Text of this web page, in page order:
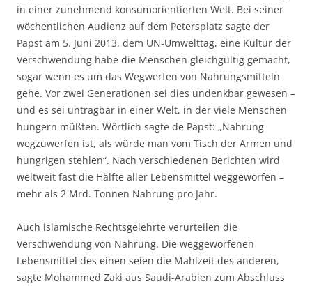
in einer zunehmend konsumorientierten Welt. Bei seiner
wöchentlichen Audienz auf dem Petersplatz sagte der
Papst am 5. Juni 2013, dem UN-Umwelttag, eine Kultur der
Verschwendung habe die Menschen gleichgültig gemacht,
sogar wenn es um das Wegwerfen von Nahrungsmitteln
gehe. Vor zwei Generationen sei dies undenkbar gewesen –
und es sei untragbar in einer Welt, in der viele Menschen
hungern müßten. Wörtlich sagte de Papst: „Nahrung
wegzuwerfen ist, als würde man vom Tisch der Armen und
hungrigen stehlen“. Nach verschiedenen Berichten wird
weltweit fast die Hälfte aller Lebensmittel weggeworfen –
mehr als 2 Mrd. Tonnen Nahrung pro Jahr.
Auch islamische Rechtsgelehrte verurteilen die
Verschwendung von Nahrung. Die weggeworfenen
Lebensmittel des einen seien die Mahlzeit des anderen,
sagte Mohammed Zaki aus Saudi-Arabien zum Abschluss